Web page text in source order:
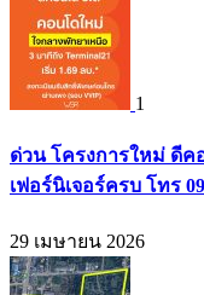
1
ด่วน โครงการใหม่ ดีค
เฟอร์นิเจอร์ครบ โทร
29 เมษายน 2026